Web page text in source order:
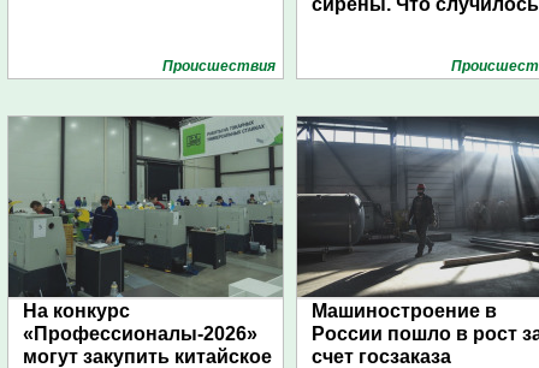
Проиcшествия
сирены. Что
На конкурс
«Профессионалы-2026»
могут закупить китайское
Машиностроение в
России пошло в рост
счет госзаказа